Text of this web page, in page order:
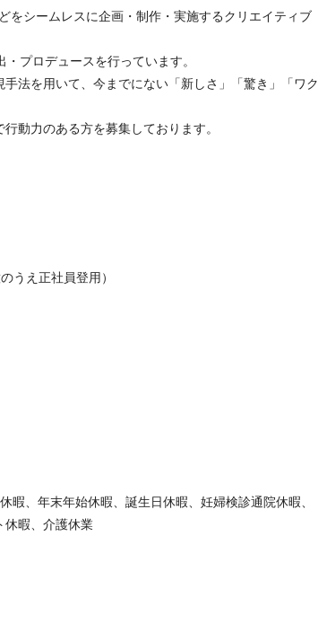
をシームレスに企画・制作・実施するクリエイティブ
プロデュースを行っています。
法を用いて、今までにない「新しさ」「驚き」「ワク
動力のある方を募集しております。
うえ正社員登用）
、年末年始休暇、誕生日休暇、妊婦検診通院休暇、
休暇、介護休業